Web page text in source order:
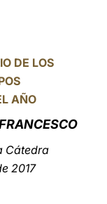
DE LOS
AÑO
Cátedra
2017